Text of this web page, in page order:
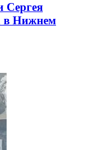
Сергея
в Нижнем